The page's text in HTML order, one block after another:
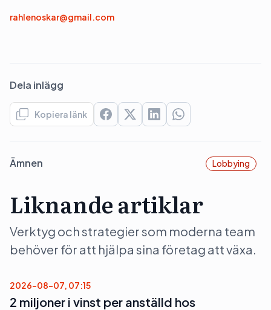
rahlenoskar@gmail.com
Dela inlägg
Kopiera länk
Ämnen Lobbying
Liknande artiklar
Verktyg och strategier som moderna team
behöver för att hjälpa sina företag att växa.
2026-08-07, 07:15
2 miljoner i vinst per anställd hos